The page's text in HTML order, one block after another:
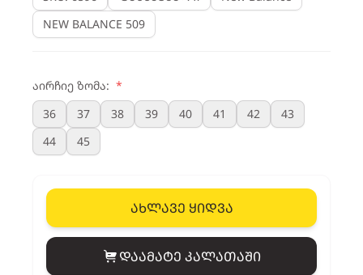
NEW BALANCE 509
აირჩიე ზომა: *
36
37 38 39 40 41 42
43
44
45
ახლავე ყიდვა
View cart
დაამატე კალათაში